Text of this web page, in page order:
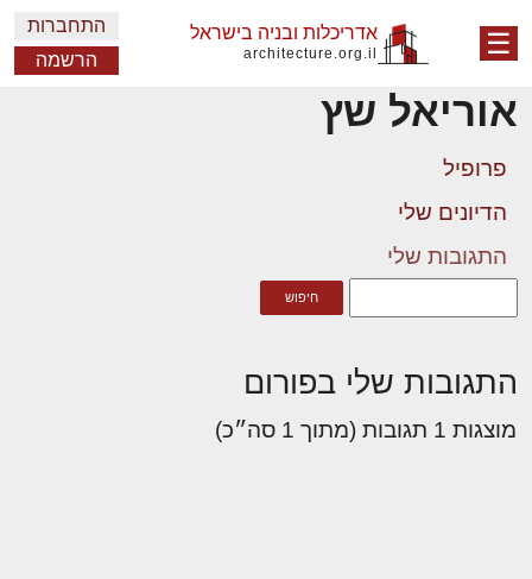
☰ אדריכלות ובניה בישראל
architecture.org.il
התחברות
הרשמה
אוריאל שץ
פרופיל
הדיונים שלי
התגובות שלי
התגובות שלי בפורום
מוצגות 1 תגובות (מתוך 1 סה״כ)